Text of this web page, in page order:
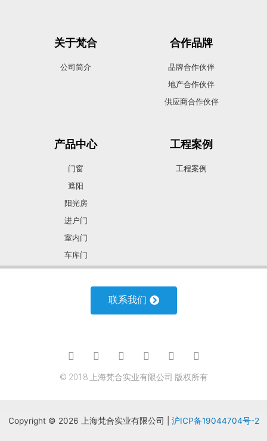
关于梵合
公司简介
合作品牌
品牌合作伙伴
地产合作伙伴
供应商合作伙伴
产品中心
门窗
遮阳
阳光房
进户门
室内门
车库门
工程案例
工程案例
联系我们
© 2018 上海梵合实业有限公司 版权所有
Copyright © 2026 上海梵合实业有限公司 | 沪ICP备19044704号-2